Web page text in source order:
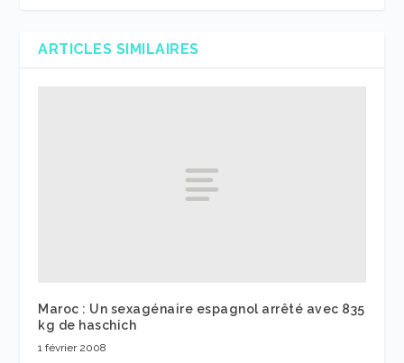
ARTICLES SIMILAIRES
Maroc : Un sexagénaire espagnol arrêté avec 835
kg de haschich
1 février 2008